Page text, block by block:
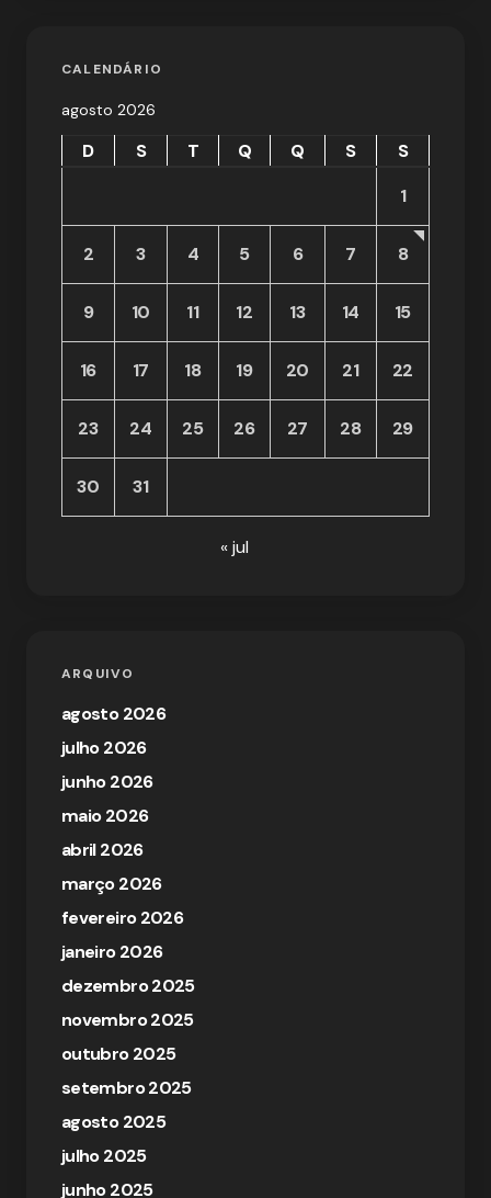
CALENDÁRIO
agosto 2026
D S T Q Q S
S
1
2 3 4 5 6 7 8
9 10 11 12 13 14 15
16 17 18 19 20 21 22
23 24 25 26 27 28 29
30 31
« jul
ARQUIVO
agosto 2026
julho 2026
junho 2026
maio 2026
abril 2026
março 2026
fevereiro 2026
janeiro 2026
dezembro 2025
novembro 2025
outubro 2025
setembro 2025
agosto 2025
julho 2025
junho 2025